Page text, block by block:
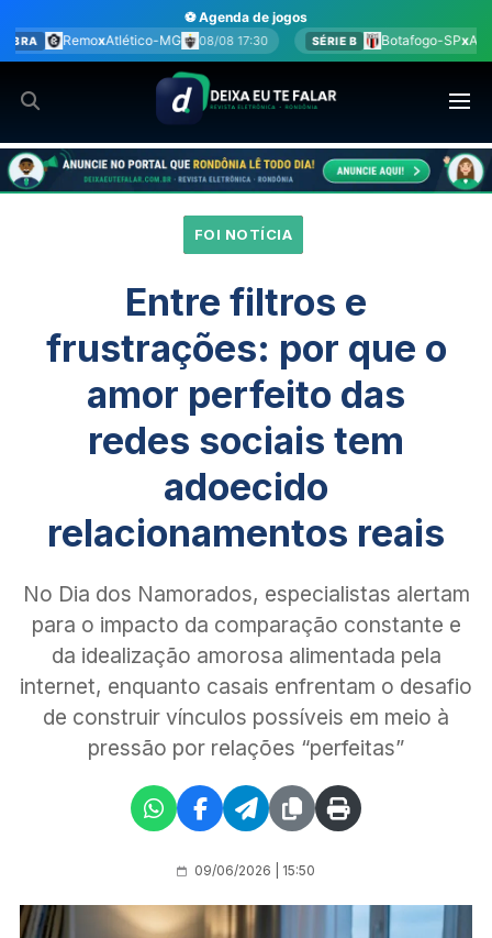
para
o
conteúdo
⚽ Agenda de jogos
08 17:30 SÉRIE B Botafogo-SPxAmérica-MG 08/08 17:30
FOI NOTÍCIA
Entre filtros e
frustrações: por que o
amor perfeito das
redes sociais tem
adoecido
relacionamentos reais
No Dia dos Namorados, especialistas alertam
para o impacto da comparação constante e
da idealização amorosa alimentada pela
internet, enquanto casais enfrentam o desafio
de construir vínculos possíveis em meio à
pressão por relações “perfeitas”
09/06/2026 | 15:50